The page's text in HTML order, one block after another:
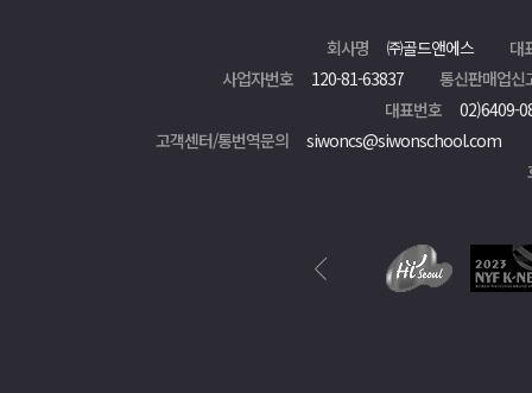
회사명 ㈜골드앤에스
대
사업자번호
120-81-63837
통신판매업신
대표번호
02)6409-
고객센터/통번역문의
siwoncs@siwonschool.com